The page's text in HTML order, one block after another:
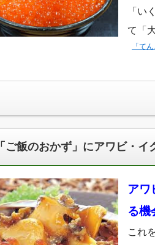
「い
て「
「て
「ご飯のおかず」にアワビ・イ
アワ
る機
これ